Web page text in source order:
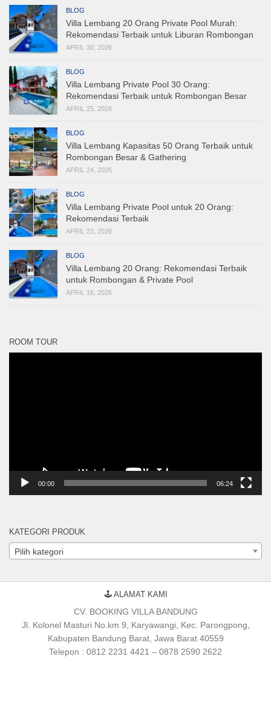
BLOG
Villa Lembang 20 Orang Private Pool Murah:
Rekomendasi Terbaik untuk Liburan Rombongan
APRIL 30, 2026
BLOG
Villa Lembang Private Pool 30 Orang:
Rekomendasi Terbaik untuk Rombongan Besar
APRIL 25, 2026
BLOG
Villa Lembang Kapasitas 50 Orang Terbaik untuk
Rombongan Besar & Gathering
APRIL 24, 2026
BLOG
Villa Lembang Private Pool untuk 20 Orang:
Rekomendasi Terbaik
APRIL 23, 2026
BLOG
Villa Lembang 20 Orang: Rekomendasi Terbaik
untuk Rombongan & Private Pool
APRIL 16, 2026
ROOM TOUR
00:00 06:24
KATEGORI PRODUK
Pilih kategori
🕹 ALAMAT KAMI
CV. BOOKING VILLA BANDUNG
Jl. Kolonel Masturi No.km 9, Karyawangi, Kec. Parongpong,
Kabupaten Bandung Barat, Jawa Barat 40559
Telepon : 0812 2231 4421 – 0878 2590 2622